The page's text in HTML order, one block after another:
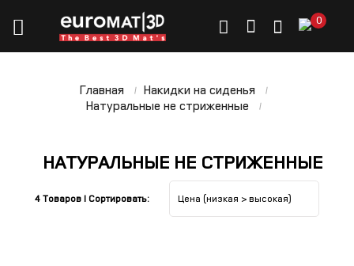
0
Главная
Накидки на сиденья
Натуральные не стриженные
НАТУРАЛЬНЫЕ НЕ СТРИЖЕННЫЕ
4 Товаров I Сортировать: